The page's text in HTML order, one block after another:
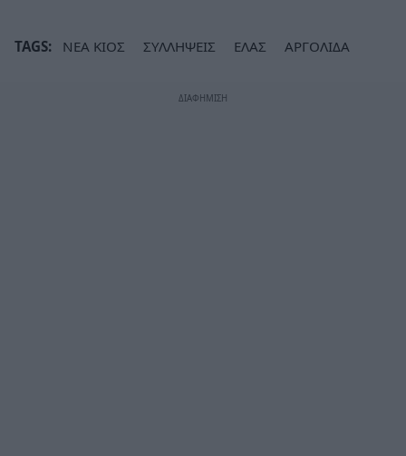
TAGS: ΝΕΑ ΚΙΟΣ ΣΥΛΛΗΨΕΙΣ ΕΛΑΣ ΑΡΓΟΛΙΔΑ